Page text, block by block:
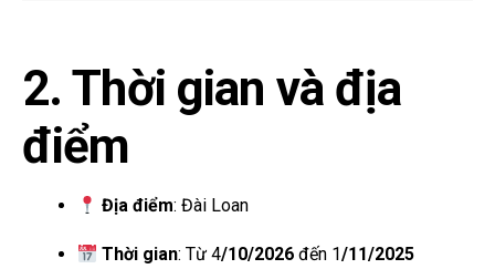
2. Thời gian và địa
điểm
Địa điểm: Đài Loan
Thời gian: Từ 4/10/2026 đến 1/11/2025